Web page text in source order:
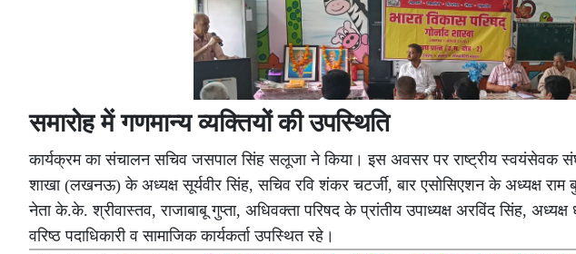
समारोह में गणमान्य व्यक्तियों की उपस्थिति
कार्यक्रम का संचालन सचिव जसपाल सिंह सलूजा ने किया। इस अवसर पर राष्ट्रीय स्वयंसेवक
शाखा (लखनऊ) के अध्यक्ष सूर्यवीर सिंह, सचिव रवि शंकर चटर्जी, बार एसोसिएशन के अध्यक्ष राम
नेता के.के. श्रीवास्तव, राजाबाबू गुप्ता, अधिवक्ता परिषद के प्रांतीय उपाध्यक्ष अरविंद सिंह,
वरिष्ठ पदाधिकारी व सामाजिक कार्यकर्ता उपस्थित रहे।